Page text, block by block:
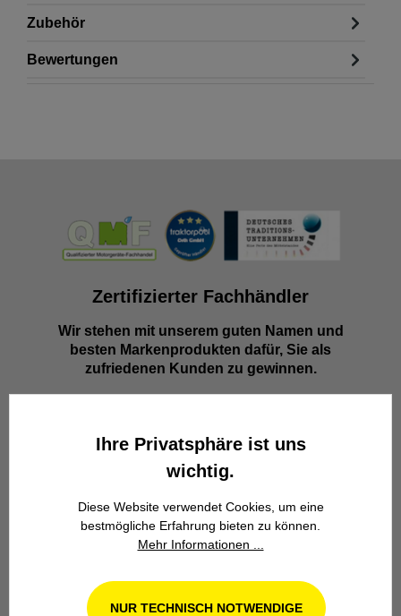
Zubehör
Bewertungen
Zertifizierter Fachhändler
Wir stehen mit unserem guten Namen und
besten Markenprodukten dafür, Sie als
zufriedenen Kunden zu gewinnen.
Familienbetrieb
Familienbetrieb in 4. Generation für
Ihre Privatsphäre ist uns
wichtig.
Diese Website verwendet Cookies, um eine
bestmögliche Erfahrung bieten zu können.
Mehr Informationen ...
NUR TECHNISCH NOTWENDIGE